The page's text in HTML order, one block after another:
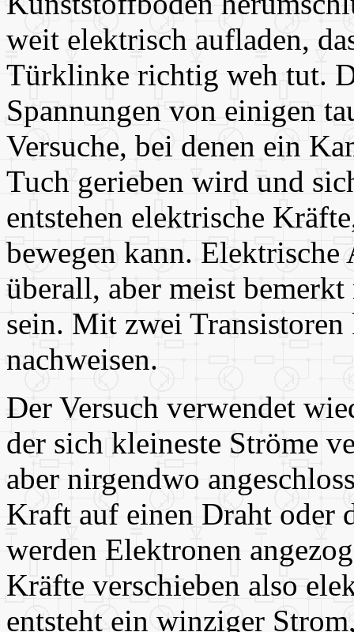
weit elektrisch aufladen,
Türklinke richtig weh tut.
Spannungen von einigen
Versuche, bei denen ein
Tuch gerieben wird und
entstehen elektrische
bewegen kann.
überall, aber meist
sein. Mit zwei Transistoren
nachweisen.
Der Versuch verwendet
der sich kleineste Ströme
aber nirgendwo
Kraft auf einen Draht oder
werden Elektronen
Kräfte verschieben also
entsteht ein winziger